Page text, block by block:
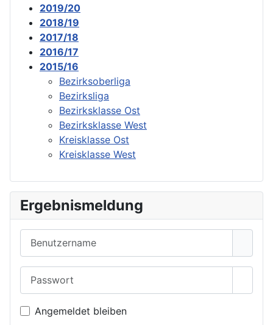
2019/20
2018/19
2017/18
2016/17
2015/16
Bezirksoberliga
Bezirksliga
Bezirksklasse Ost
Bezirksklasse West
Kreisklasse Ost
Kreisklasse West
Ergebnismeldung
Angemeldet bleiben